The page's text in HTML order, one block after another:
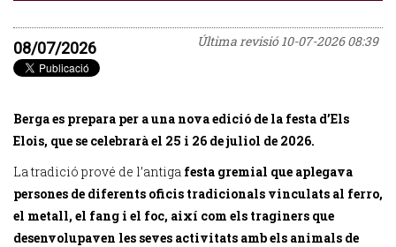
Última revisió10-07-2026 08:39
08/07/2026
Berga es prepara per a una nova edició de la festa d’Els
Elois, que se celebrarà el 25 i 26 de juliol de 2026.
La tradició prové de l’antiga festa gremial que aplegava
persones de diferents oficis tradicionals vinculats al ferro,
el metall, el fang i el foc, així com els traginers que
desenvolupaven les seves activitats amb els animals de